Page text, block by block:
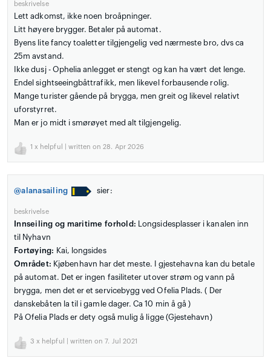
beskrivelse
Lett adkomst, ikke noen broåpninger.
Litt høyere brygger. Betaler på automat.
Byens lite fancy toaletter tilgjengelig ved nærmeste bro, dvs ca
25m avstand.
Ikke dusj - Ophelia anlegget er stengt og kan ha vært det lenge.
Endel sightseeingbåttrafikk, men likevel forbausende rolig.
Mange turister gående på brygga, men greit og likevel relativt
uforstyrret.
Man er jo midt i smørøyet med alt tilgjengelig.
1 x helpful | written on 28. Apr 2026
@alanasailing sier:
beskrivelse
Innseiling og maritime forhold: Longsidesplasser i kanalen inn
til Nyhavn
Fortøying: Kai, longsides
Området: Kjøbenhavn har det meste. I gjestehavna kan du betale
på automat. Det er ingen fasiliteter utover strøm og vann på
brygga, men det er et servicebygg ved Ofelia Plads. ( Der
danskebåten la til i gamle dager. Ca 10 min å gå )
På Ofelia Plads er dety også mulig å ligge (Gjestehavn)
3 x helpful | written on 7. Jul 2021